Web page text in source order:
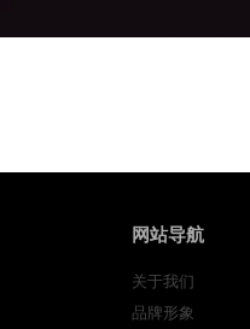
网站导航
关于我们
品牌形象